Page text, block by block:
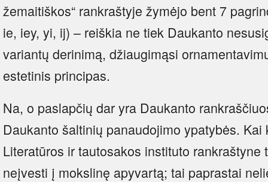
žemaitiškos“ rankraštyje žymėjo bent 7
ie, iey, yi, ij) – reiškia ne tiek Daukanto
variantų derinimą, džiaugimąsi
estetinis principas.
Na, o paslapčių dar yra Daukanto
Daukanto šaltinių panaudojimo ypatybės.
Literatūros ir tautosakos instituto
neįvesti į mokslinę apyvartą; tai paprastai